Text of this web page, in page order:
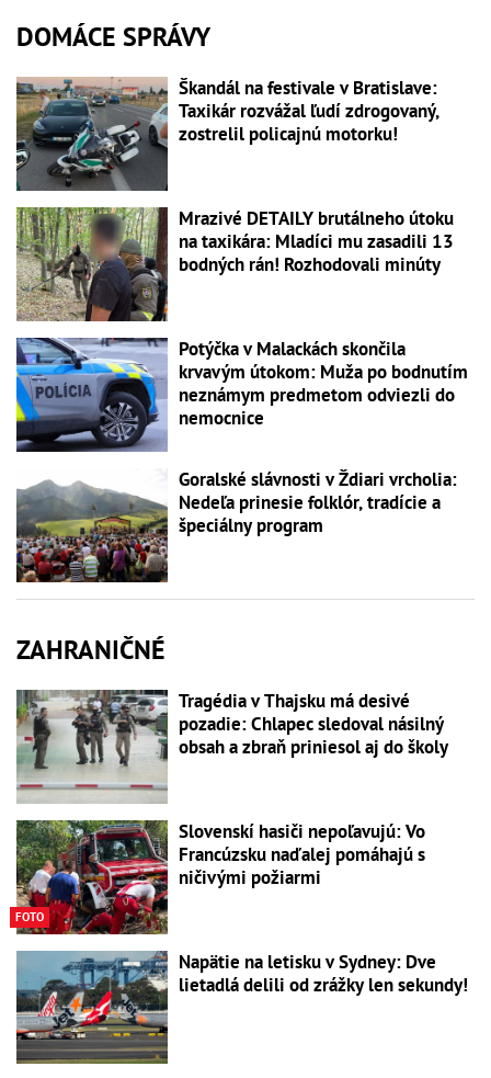
DOMÁCE SPRÁVY
Škandál na festivale v Bratislave:
Taxikár rozvážal ľudí zdrogovaný,
zostrelil policajnú motorku!
Mrazivé DETAILY brutálneho útoku
na taxikára: Mladíci mu zasadili 13
bodných rán! Rozhodovali minúty
Potýčka v Malackách skončila
krvavým útokom: Muža po bodnutím
neznámym predmetom odviezli do
nemocnice
Goralské slávnosti v Ždiari vrcholia:
Nedeľa prinesie folklór, tradície a
špeciálny program
ZAHRANIČNÉ
Tragédia v Thajsku má desivé
pozadie: Chlapec sledoval násilný
obsah a zbraň priniesol aj do školy
FOTO
Slovenskí hasiči nepoľavujú: Vo
Francúzsku naďalej pomáhajú s
ničivými požiarmi
Napätie na letisku v Sydney: Dve
lietadlá delili od zrážky len sekundy!